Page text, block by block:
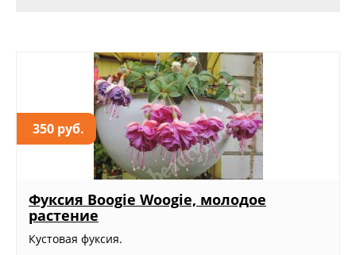
350 руб.
Фуксия Boogie Woogie, молодое
растение
Кустовая фуксия.